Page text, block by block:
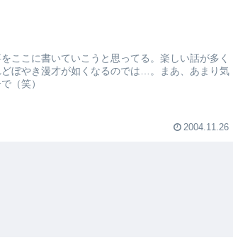
ここに書いていこうと思ってる。楽しい話が多く
ぼやき漫才が如くなるのでは…。まあ、あまり気
（笑）
2004.11.26